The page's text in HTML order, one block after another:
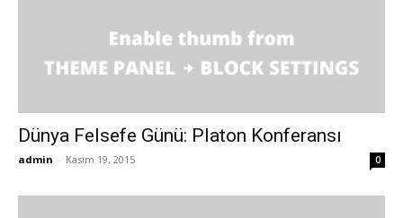
Dünya Felsefe Günü: Platon Konferansı
admin - Kasım 19, 2015 0